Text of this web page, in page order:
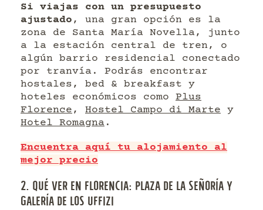
Si viajas con un presupuesto
ajustado , una gran opción es la
zona de Santa María Novella, junto
a la estación central de tren, o
algún barrio residencial conectado
por tranvía. Podrás encontrar
hostales, bed & breakfast y
hoteles económicos como Plus
Florence , Hostel Campo di Marte y
Hotel Romagna .
Encuentra aquí tu alojamiento al
mejor precio
2. QUÉ VER EN FLORENCIA: PLAZA DE LA SEÑORÍA Y
GALERÍA DE LOS UFFIZI